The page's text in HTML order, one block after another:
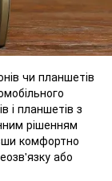
чи планшетів
і планшетів з
рішенням
комфортно
або